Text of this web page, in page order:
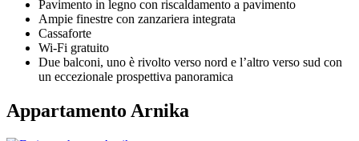
Pavimento in legno con riscaldamento a pavimento
Ampie finestre con zanzariera integrata
Cassaforte
Wi-Fi gratuito
Due balconi, uno è rivolto verso nord e l’altro verso sud con
un eccezionale prospettiva panoramica
Appartamento Arnika